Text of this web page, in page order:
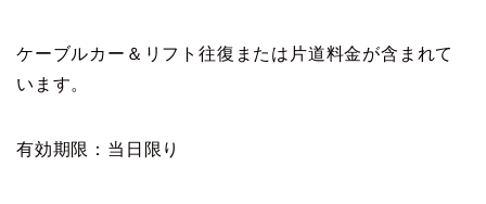
ケーブルカー＆リフト往復または片道料金が含まれて
います。
有効期限：当日限り